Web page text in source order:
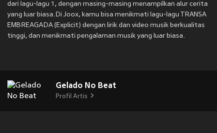
dari lagu-lagu 1, dengan masing-masing menampilkan alur cerita
yang luar biasa.Di Joox, kamu bisa menikmati lagu-lagu TRANSA
EMBREAGADA (Explicit) dengan lirik dan video musik berkualitas
tinggi, dan menikmati pengalaman musik yang luar biasa.
Gelado No Beat
Profil Artis